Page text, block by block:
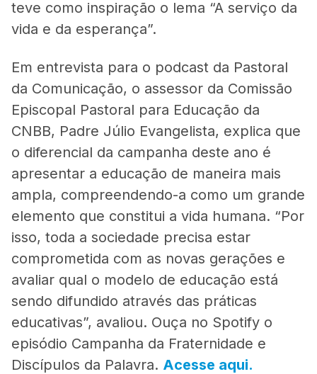
teve como inspiração o lema “A serviço da
vida e da esperança”.
Em entrevista para o podcast da Pastoral
da Comunicação, o assessor da Comissão
Episcopal Pastoral para Educação da
CNBB, Padre Júlio Evangelista, explica que
o diferencial da campanha deste ano é
apresentar a educação de maneira mais
ampla, compreendendo-a como um grande
elemento que constitui a vida humana. “Por
isso, toda a sociedade precisa estar
comprometida com as novas gerações e
avaliar qual o modelo de educação está
sendo difundido através das práticas
educativas”, avaliou. Ouça no Spotify o
episódio Campanha da Fraternidade e
Discípulos da Palavra. Acesse aqui.